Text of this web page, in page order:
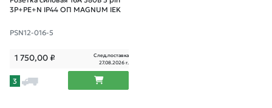
3P+PE+N IP44 ОП MAGNUM IEK
PSN12-016-5
1 750,00₽
След.поставка
27.08.2026 г.
3